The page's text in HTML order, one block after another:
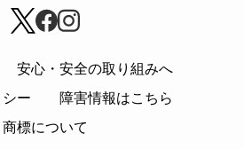
安心・安全の取り組みへ
ー
障害情報はこちら
商標について